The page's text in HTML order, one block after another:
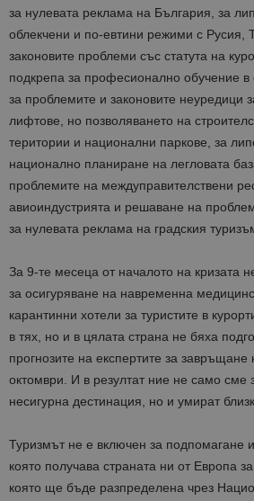
за нулевата реклама на България, за
облекчени и по-евтини режими с Русия,
законовите проблеми със статута на
подкрепа за професионално обучение в
за проблемите и законовите неуредици
лифтове, но позволяването на
територии и национални паркове, за
национално планиране на легловата
проблемите на междуправителствени
авиоиндустрията и решаване на
за нулевата реклама на градския
За 9-те месеца от началото на кризата
за осигуряване на навременна
карантинни хотели за туристите в
в тях, но и в цялата страна не бяха
прогнозите на експертите за завръщане
октомври. И в резултат ние не само сме
несигурна дестинация, но и умират
Туризмът не е включен за подпомагане
която получава страната ни от Европа
която ще бъде разпределена чрез